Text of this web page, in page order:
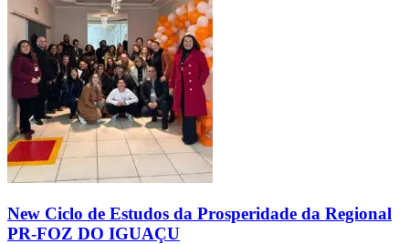
New Ciclo de Estudos da Prosperidade da Regional
PR-FOZ DO IGUAÇU